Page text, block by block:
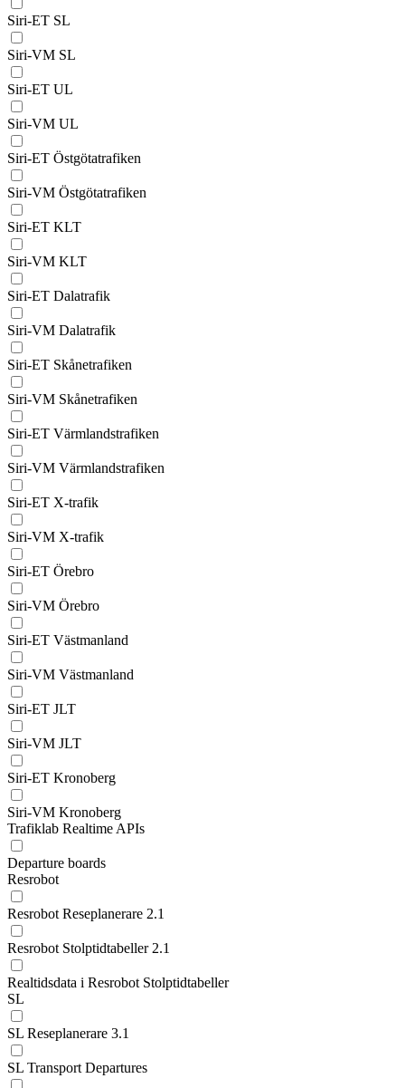
Siri-ET SL
Siri-VM SL
Siri-ET UL
Siri-VM UL
Siri-ET Östgötatrafiken
Siri-VM Östgötatrafiken
Siri-ET KLT
Siri-VM KLT
Siri-ET Dalatrafik
Siri-VM Dalatrafik
Siri-ET Skånetrafiken
Siri-VM Skånetrafiken
Siri-ET Värmlandstrafiken
Siri-VM Värmlandstrafiken
Siri-ET X-trafik
Siri-VM X-trafik
Siri-ET Örebro
Siri-VM Örebro
Siri-ET Västmanland
Siri-VM Västmanland
Siri-ET JLT
Siri-VM JLT
Siri-ET Kronoberg
Siri-VM Kronoberg
Trafiklab Realtime APIs
Departure boards
Resrobot
Resrobot Reseplanerare 2.1
Resrobot Stolptidtabeller 2.1
Realtidsdata i Resrobot Stolptidtabeller
SL
SL Reseplanerare 3.1
SL Transport Departures